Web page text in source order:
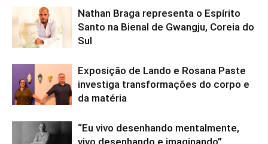
Nathan Braga representa o Espírito
Santo na Bienal de Gwangju, Coreia do
Sul
Exposição de Lando e Rosana Paste
investiga transformações do corpo e
da matéria
“Eu vivo desenhando mentalmente,